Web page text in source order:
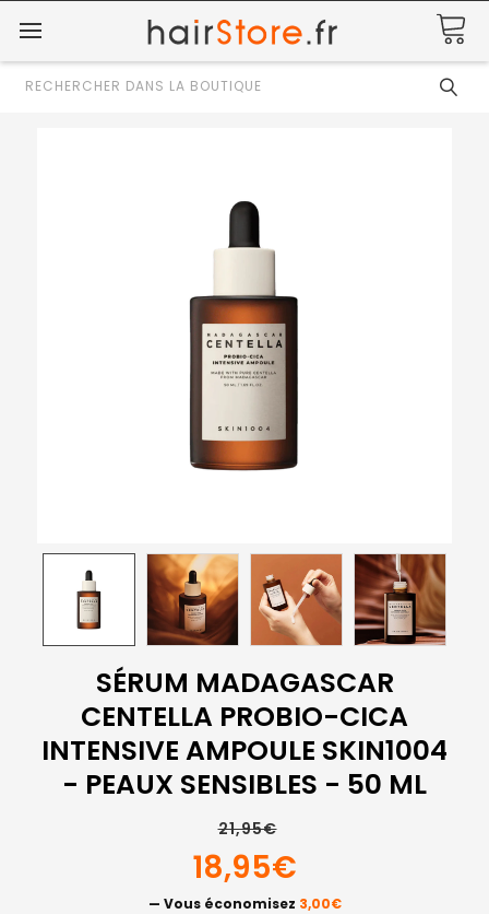
Rechercher
SÉRUM MADAGASCAR
CENTELLA PROBIO-CICA
INTENSIVE AMPOULE SKIN1004
- PEAUX SENSIBLES - 50 ML
21,95€
18,95€
— Vous économisez 3,00€